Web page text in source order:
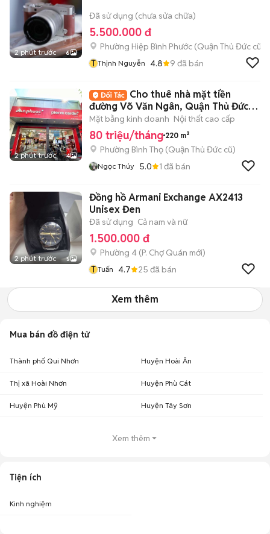
2 phút trước 6
Đã sử dụng (chưa sửa chữa)
5.500.000 đ
Phường Hiệp Bình Phước (Quận Thủ Đức cũ)
T Thịnh Nguyễn 4.8 9 đã bán
2 phút trước 4
Cho thuê nhà mặt tiền
đường Võ Văn Ngân, Quận Thủ Đức,
DT: 8x20m
Mặt bằng kinh doanh Nội thất cao cấp
80 triệu/tháng 220 m²
Phường Bình Thọ (Quận Thủ Đức cũ)
Ngọc Thúy 5.0 1 đã bán
2 phút trước 5
Đồng hồ Armani Exchange AX2413
Unisex Đen
Đã sử dụng Cả nam và nữ
1.500.000 đ
Phường 4 (P. Chợ Quán mới)
T Tuấn 4.7 25 đã bán
Xem thêm
Mua bán đồ điện tử
Thành phố Qui Nhơn Huyện Hoài Ân
Thị xã Hoài Nhơn Huyện Phù Cát
Huyện Phù Mỹ Huyện Tây Sơn
Xem thêm
Tiện ích
Kinh nghiệm